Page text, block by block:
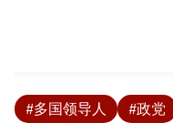
#多国领导人 #政党